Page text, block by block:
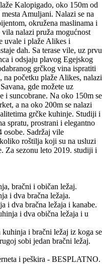
Kalopigado, oko 150m od
Amuljani. Nalazi se na
okružena maslinama i
nalazi pruža mogućnost
uvale i plaže Alikes i
dah. Sa terase vile, uz prvu
i odsjaju plavog Egejskog
grčkog vina ispratiti
na početku plaže Alikes, nalazi
gde možete uz
i suncobrane. Na oko 150m se
a na oko 200m se nalazi
grčke kuhinje. Studiji i
spratu, prostrani i elegantno
osobe. Sadržaj vile
roštilja koji su na usluzi
Za sezonu leto 2019. studiji i
bračni i običan ležaj.
i dva bračna ležaja.
i dva bračna ležaja i kanabe.
i dva obična ležaja i u
i bračni ležaj iz koga se
sobi jedan bračni ležaj.
i peškira - BESPLATNO.